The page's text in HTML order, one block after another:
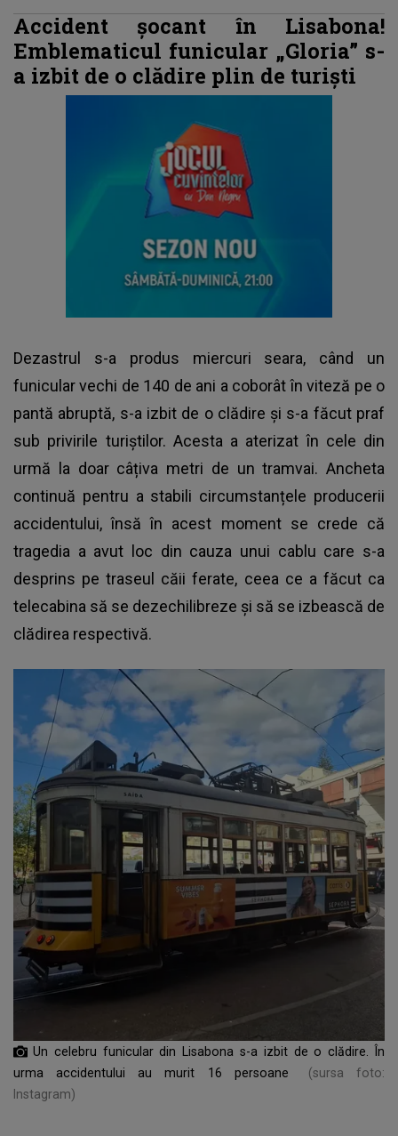
Accident șocant în Lisabona!
Emblematicul funicular „Gloria” s-
a izbit de o clădire plin de turiști
Dezastrul s-a produs miercuri seara, când un
funicular vechi de 140 de ani a coborât în viteză pe o
pantă abruptă, s-a izbit de o clădire și s-a făcut praf
sub privirile turiștilor. Acesta a aterizat în cele din
urmă la doar câțiva metri de un tramvai. Ancheta
continuă pentru a stabili circumstanțele producerii
accidentului, însă în acest moment se crede că
tragedia a avut loc din cauza unui cablu care s-a
desprins pe traseul căii ferate, ceea ce a făcut ca
telecabina să se dezechilibreze şi să se izbească de
clădirea respectivă.
Un celebru funicular din Lisabona s-a izbit de o clădire. În
urma accidentului au murit 16 persoane
(sursa foto:
Instagram)